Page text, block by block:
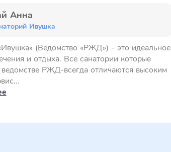
Анна
Ивушка
(Ведомство «РЖД») - это идеальное
и отдыха. Все санатории которые
ведомстве РЖД-всегда отличаются высоким